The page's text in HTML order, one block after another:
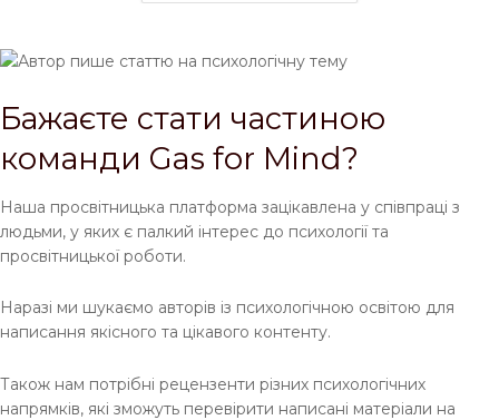
Бажаєте стати частиною
команди Gas for Mind?
Наша просвітницька платформа зацікавлена у співпраці з
людьми, у яких є палкий інтерес до психології та
просвітницької роботи.
Наразі ми шукаємо авторів із психологічною освітою для
написання якісного та цікавого контенту.
Також нам потрібні рецензенти різних психологічних
напрямків, які зможуть перевірити написані матеріали на